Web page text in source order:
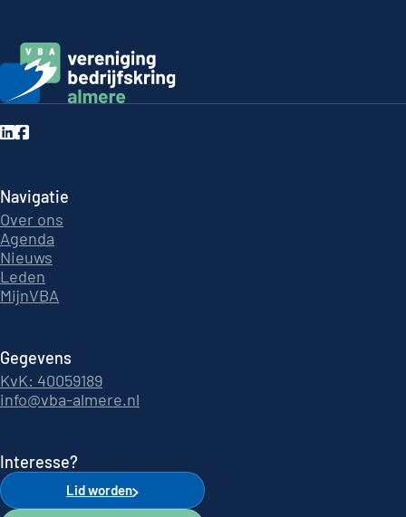
Navigatie
Over ons
Agenda
Nieuws
Leden
MijnVBA
Gegevens
KvK: 40059189
info@vba-almere.nl
Interesse?
Lid worden